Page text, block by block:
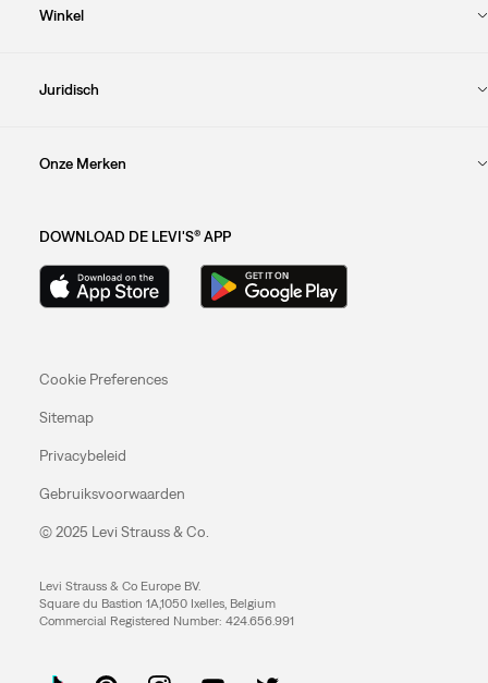
Winkel
Juridisch
Onze Merken
DOWNLOAD DE LEVI'S® APP
Cookie Preferences
Sitemap
Privacybeleid
Gebruiksvoorwaarden
© 2025 Levi Strauss & Co.
Levi Strauss & Co Europe BV.
Square du Bastion 1A,1050 Ixelles, Belgium
Commercial Registered Number: 424.656.991